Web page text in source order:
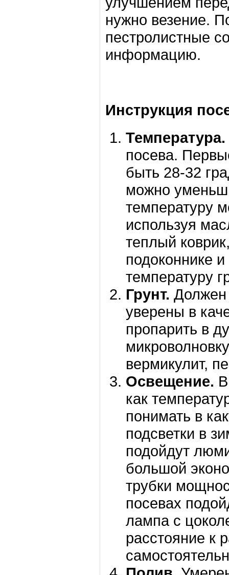
нужно везение.
пестролистные
информацию.
Инструкция
Температура.
посева.
быть 28-32
можно
температуру
используя
теплый
подоконнике и
температуру
Грунт.
уверены в
пропарить в
вермикулит,
Освещение.
как
понимать в
подсветки в
подойдут
большой
трубки
посевах
лампа с
расстояние к